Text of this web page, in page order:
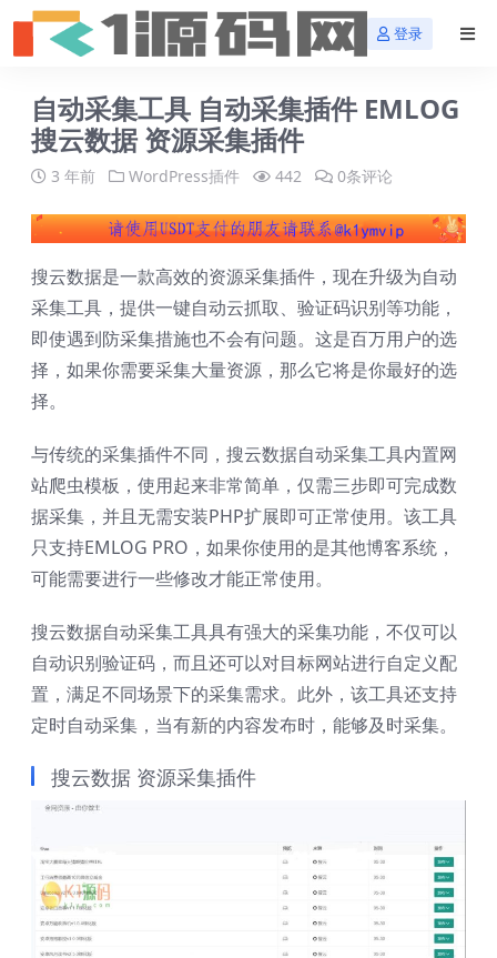
登录
自动采集工具 自动采集插件 EMLOG
搜云数据 资源采集插件
3 年前 WordPress插件 442 0条评论
搜云数据是一款高效的资源采集插件，现在升级为自动
采集工具，提供一键自动云抓取、验证码识别等功能，
即使遇到防采集措施也不会有问题。这是百万用户的选
择，如果你需要采集大量资源，那么它将是你最好的选
择。
与传统的采集插件不同，搜云数据自动采集工具内置网
站爬虫模板，使用起来非常简单，仅需三步即可完成数
据采集，并且无需安装PHP扩展即可正常使用。该工具
只支持EMLOG PRO，如果你使用的是其他博客系统，
可能需要进行一些修改才能正常使用。
搜云数据自动采集工具具有强大的采集功能，不仅可以
自动识别验证码，而且还可以对目标网站进行自定义配
置，满足不同场景下的采集需求。此外，该工具还支持
定时自动采集，当有新的内容发布时，能够及时采集。
搜云数据 资源采集插件